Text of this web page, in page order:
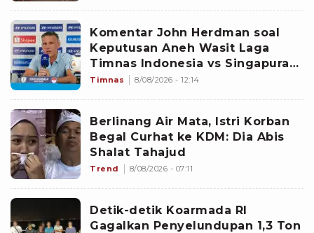
Komentar John Herdman soal
Keputusan Aneh Wasit Laga
Timnas Indonesia vs Singapura
di Piala AFF 2026: Percuma
Timnas 8/08/2026 - 12:14
Berlinang Air Mata, Istri Korban
Begal Curhat ke KDM: Dia Abis
Shalat Tahajud
Trend 8/08/2026 - 07:11
Detik-detik Koarmada RI
Gagalkan Penyelundupan 1,3 Ton